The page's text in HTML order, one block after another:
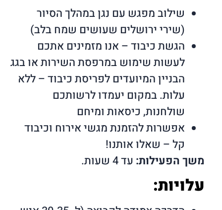
שילוב מפגש עם נגן במהלך הסיור
(שירי ירושלים שעושים שמח בלב)
הגשת כיבוד – אנו מזמינים אתכם
לעשות שימוש במרפסת השירות או בגג
הבניין המיועדים לפריסת כיבוד – ללא
עלות. במקום יעמדו לרשותכם
שולחנות, כיסאות ומיחם
אפשרות להזמנת מגשי אירוח וכיבוד
קל – שאלו אותנו!
משך הפעילות: עד 4 שעות.
עלויות: